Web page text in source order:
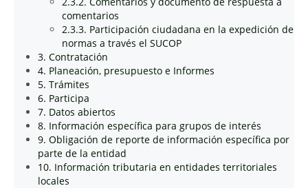
comentarios
2.3.3. Participación ciudadana en la expedición de
normas a través el SUCOP
3. Contratación
4. Planeación, presupuesto e Informes
5. Trámites
6. Participa
7. Datos abiertos
8. Información específica para grupos de interés
9. Obligación de reporte de información específica por
parte de la entidad
10. Información tributaria en entidades territoriales
locales